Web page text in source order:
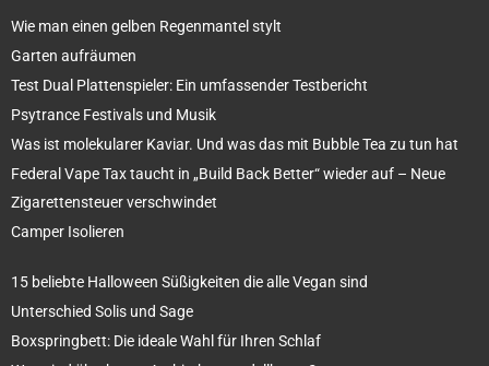
Wie man einen gelben Regenmantel stylt
Garten aufräumen
Test Dual Plattenspieler: Ein umfassender Testbericht
Psytrance Festivals und Musik
Was ist molekularer Kaviar. Und was das mit Bubble Tea zu tun hat
Federal Vape Tax taucht in „Build Back Better“ wieder auf – Neue
Zigarettensteuer verschwindet
Camper Isolieren
15 beliebte Halloween Süßigkeiten die alle Vegan sind
Unterschied Solis und Sage
Boxspringbett: Die ideale Wahl für Ihren Schlaf